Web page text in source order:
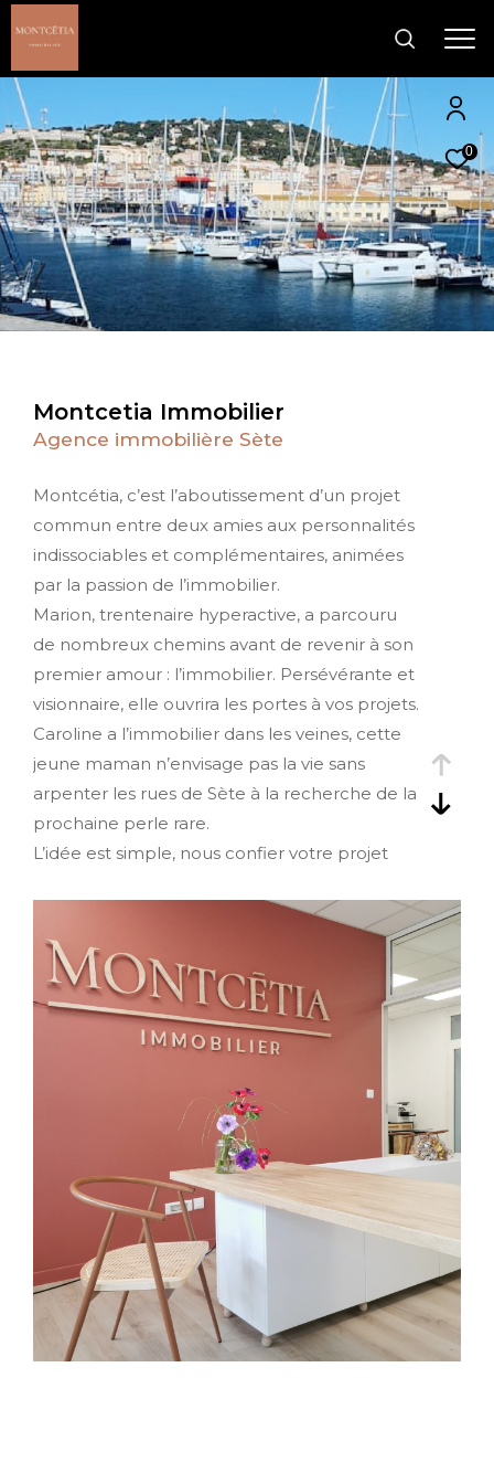
0
Montcetia Immobilier
Agence immobilière Sète
Montcétia, c’est l’aboutissement d’un projet
commun entre deux amies aux personnalités
indissociables et complémentaires, animées
par la passion de l’immobilier.
Marion, trentenaire hyperactive, a parcouru
de nombreux chemins avant de revenir à son
premier amour : l’immobilier. Persévérante et
visionnaire, elle ouvrira les portes à vos projets.
Caroline a l’immobilier dans les veines, cette
jeune maman n’envisage pas la vie sans
arpenter les rues de Sète à la recherche de la
prochaine perle rare.
L’idée est simple, nous confier votre projet
avec une
équipe de confiance et une parfaite
connaissance du marché local.
Nos services immobiliers à
Achat immobilier
Vous recherchez un bien immobilier à Sète.
Que vous soyez à la recherche d’une maison
avec vue sur la mer, d’un appartement en
centre-ville ou d’un investissement locatif,
notreagence immobilière à Sète
accompagne à chaque étape.
Grâce à notre expertise locale et notre
réseau, nous vous proposons desbiens